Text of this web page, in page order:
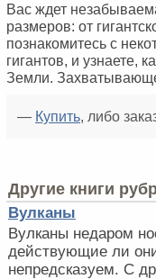
Вас ждет
размеров: от
познакомитесь с
гигантов, и узнаете,
Земли.
— Купить, либо
Другие книги
Вулканы
Вулканы недаром
действующие ли
непредсказуем. С